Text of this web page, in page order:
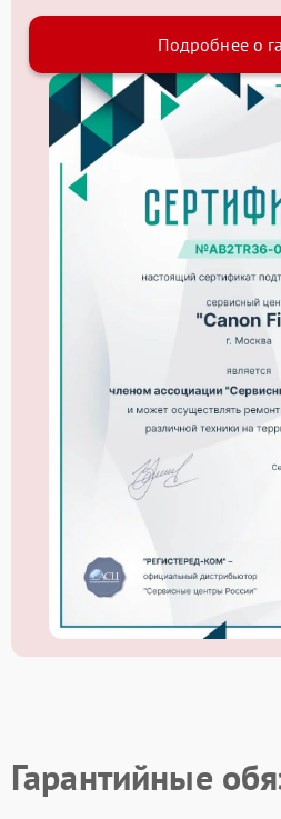
Подробнее о
Гарантийные